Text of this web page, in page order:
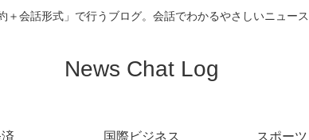
＋会話形式」で行うブログ。会話でわかるやさしいニュース
News Chat Log
国際ビジネス スポーツ